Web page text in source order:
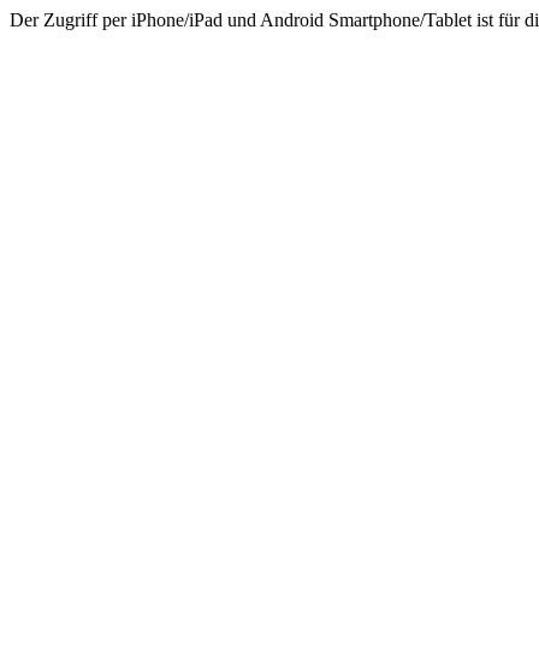
Der Zugriff per iPhone/iPad und Android Smartphone/Tablet ist für